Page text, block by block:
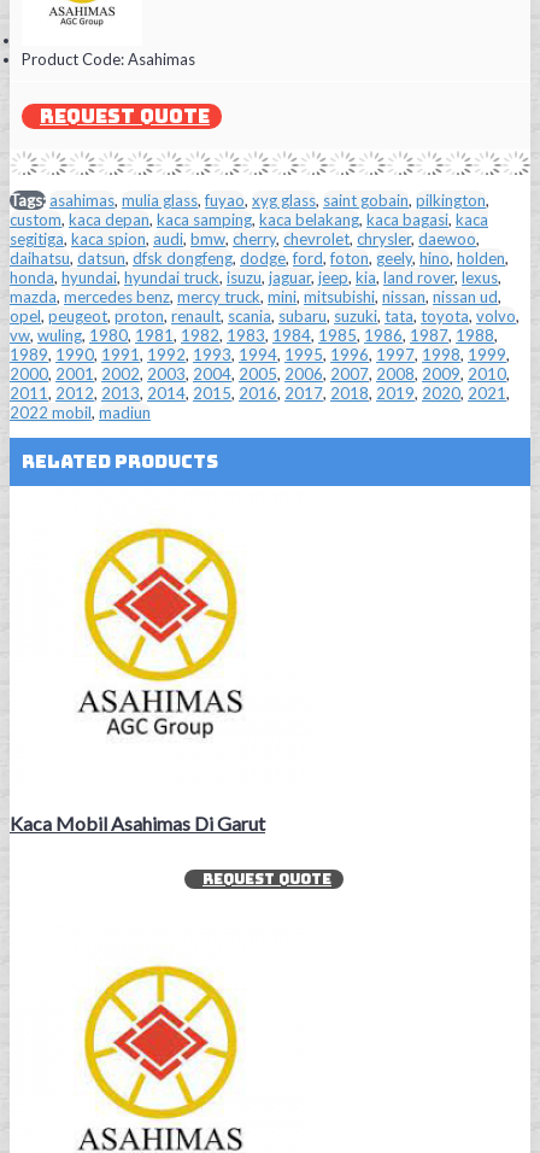
Product Code:Asahimas
REQUEST QUOTE
Tags:asahimas, mulia glass,fuyao, xyg glass, saint gobain, pilkington,
custom, kaca depan, kaca samping, kaca belakang, kaca bagasi, kaca
segitiga, kaca spion, audi, bmw, cherry, chevrolet, chrysler, daewoo,
daihatsu, datsun, dfsk dongfeng, dodge,ford,foton, geely, hino, holden,
honda, hyundai, hyundai truck, isuzu, jaguar, jeep, kia, land rover, lexus,
mazda, mercedes benz, mercy truck, mini, mitsubishi, nissan, nissan ud,
opel, peugeot, proton, renault, scania, subaru, suzuki, tata, toyota, volvo,
vw, wuling, 1980, 1981, 1982, 1983, 1984, 1985, 1986, 1987, 1988,
1989, 1990, 1991, 1992, 1993, 1994, 1995, 1996, 1997, 1998, 1999,
2000, 2001, 2002, 2003, 2004, 2005, 2006, 2007, 2008, 2009, 2010,
2011, 2012, 2013, 2014, 2015, 2016, 2017, 2018, 2019, 2020, 2021,
2022 mobil, madiun
Related Products
Kaca Mobil Asahimas Di Garut
REQUEST QUOTE